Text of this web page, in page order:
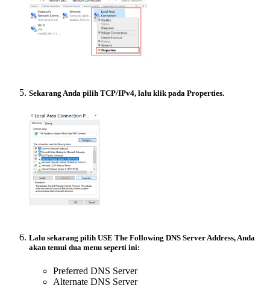
Sekarang Anda pilih TCP/IPv4, lalu klik pada Properties.
Lalu sekarang pilih USE The Following DNS Server Address, Anda
akan temui dua menu seperti ini:
Preferred DNS Server
Alternate DNS Server